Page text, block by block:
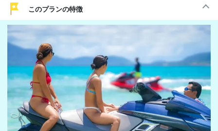
このプランの特徴